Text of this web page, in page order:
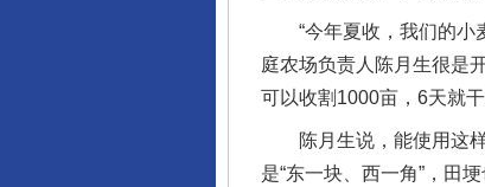
“今年夏收，我们的小麦
庭农场负责人陈月生很是
可以收割1000亩，6天就
陈月生说，能使用这样
是“东一块、西一角”，田